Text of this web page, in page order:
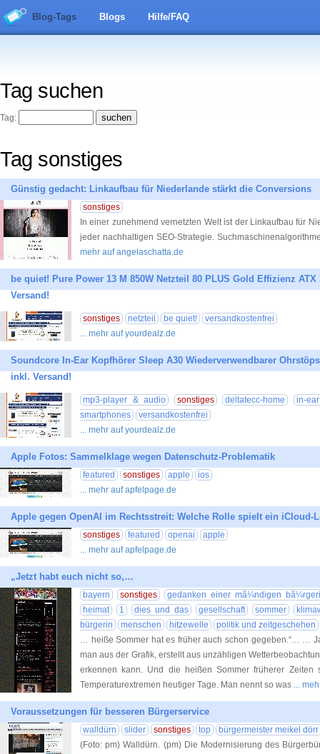
Blog-Tags Blogs Hilfe/FAQ
Tag suchen
Tag:
Tag sonstiges
Günstig gedacht: Linkaufbau für Niederlande stärkt die Conversions
sonstiges
In einer zunehmend vernetzten Welt ist der Linkaufbau für
jeder nachhaltigen SEO-Strategie.
mehr auf angelaschatta.de
be quiet! Pure Power 13 M 850W Netzteil 80 PLUS Gold Effizienz
Versand!
sonstiges netzteil be quiet!
versandkostenfrei
... mehr auf yourdealz.de
Soundcore In-Ear Kopfhörer Sleep A30 Wiederverwendbarer
inkl. Versand!
mp3-player & audio sonstiges deltatecc-home
in-
smartphones
versandkostenfrei
... mehr auf yourdealz.de
Apple Fotos: Sammelklage wegen Datenschutz-Problematik
featured sonstiges apple
ios
... mehr auf apfelpage.de
Apple gegen OpenAI im Rechtsstreit: Welche Rolle spielt ein iCloud-
sonstiges featured openai
apple
... mehr auf apfelpage.de
„Jetzt habt euch nicht so,…
bayern sonstiges
gedanken einer mã¼ndigen
heimat
1 dies und das gesellschaft sommer
bürgerin
menschen hitzewelle
politik und zeitgeschehen
… heiße Sommer hat es früher auch schon gegeben.“… …
man aus der Grafik, erstellt aus unzähligen
erkennen kann. Und die heißen Sommer früherer
Temperaturextremen heutiger Tage. Man nennt so was ...
Voraussetzungen für besseren Bürgerservice
walldürn slider sonstiges top
bürgermeister meikel dörr
(Foto: pm) Walldürn. (pm) Die Modernisierung des